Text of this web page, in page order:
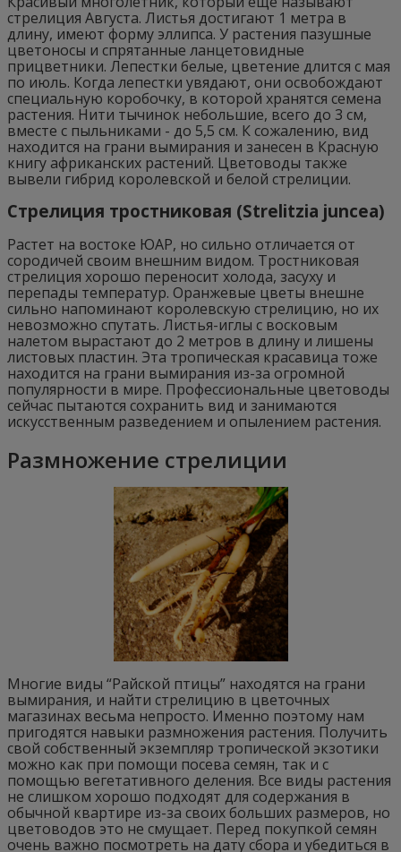
стрелиция Августа. Листья достигают 1 метра в
длину, имеют форму эллипса. У растения пазушные
цветоносы и спрятанные ланцетовидные
прицветники. Лепестки белые, цветение длится с мая
по июль. Когда лепестки увядают, они освобождают
специальную коробочку, в которой хранятся семена
растения. Нити тычинок небольшие, всего до 3 см,
вместе с пыльниками - до 5,5 см. К сожалению, вид
находится на грани вымирания и занесен в Красную
книгу африканских растений. Цветоводы также
вывели гибрид королевской и белой стрелиции.
Стрелиция тростниковая (Strelitzia juncea)
Растет на востоке ЮАР, но сильно отличается от
сородичей своим внешним видом. Тростниковая
стрелиция хорошо переносит холода, засуху и
перепады температур. Оранжевые цветы внешне
сильно напоминают королевскую стрелицию, но их
невозможно спутать. Листья-иглы с восковым
налетом вырастают до 2 метров в длину и лишены
листовых пластин. Эта тропическая красавица тоже
находится на грани вымирания из-за огромной
популярности в мире. Профессиональные цветоводы
сейчас пытаются сохранить вид и занимаются
искусственным разведением и опылением растения.
Размножение стрелиции
Многие виды “Райской птицы” находятся на грани
вымирания, и найти стрелицию в цветочных
магазинах весьма непросто. Именно поэтому нам
пригодятся навыки размножения растения. Получить
свой собственный экземпляр тропической экзотики
можно как при помощи посева семян, так и с
помощью вегетативного деления. Все виды растения
не слишком хорошо подходят для содержания в
обычной квартире из-за своих больших размеров, но
цветоводов это не смущает. Перед покупкой семян
очень важно посмотреть на дату сбора и убедиться в